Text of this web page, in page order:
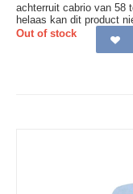
achterruit cabrio van 58
helaas kan dit product
Out of stock